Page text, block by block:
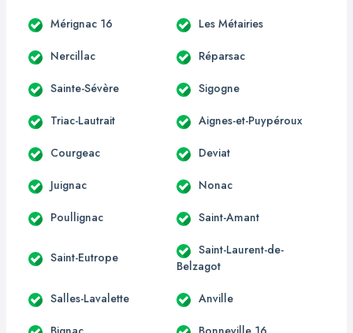
Mérignac 16 Les Métairies
Nercillac Réparsac
Sainte-Sévère Sigogne
Triac-Lautrait Aignes-et-Puypéroux
Courgeac Deviat
Juignac Nonac
Poullignac Saint-Amant
Saint-Eutrope
Saint-Laurent-de-
Belzagot
Salles-Lavalette Anville